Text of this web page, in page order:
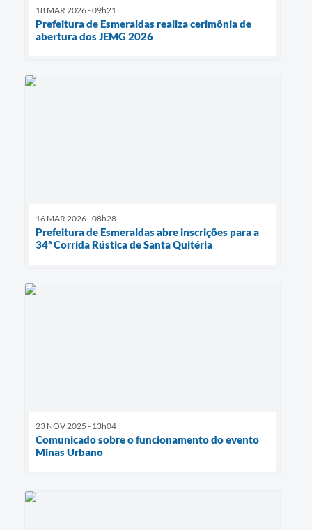
18 MAR 2026 - 09h21
Prefeitura de Esmeraldas realiza cerimônia de
abertura dos JEMG 2026
16 MAR 2026 - 08h28
Prefeitura de Esmeraldas abre inscrições para a
34ª Corrida Rústica de Santa Quitéria
23 NOV 2025 - 13h04
Comunicado sobre o funcionamento do evento
Minas Urbano